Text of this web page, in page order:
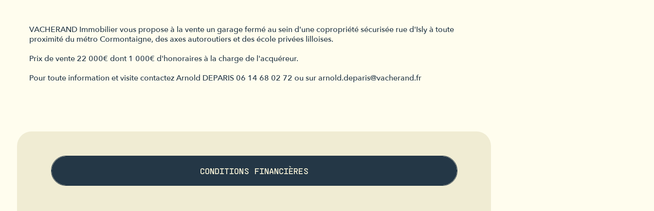
VACHERAND Immobilier vous propose à la vente un garage fermé au sein d'une copropriété sécurisée rue d'Isly à toute
proximité du métro Cormontaigne, des axes autoroutiers et des école privées lilloises.
Prix de vente 22 000€ dont 1 000€ d'honoraires à la charge de l'acquéreur.
Pour toute information et visite contactez Arnold DEPARIS 06 14 68 02 72 ou sur arnold.deparis@vacherand.fr
CONDITIONS FINANCIÈRES